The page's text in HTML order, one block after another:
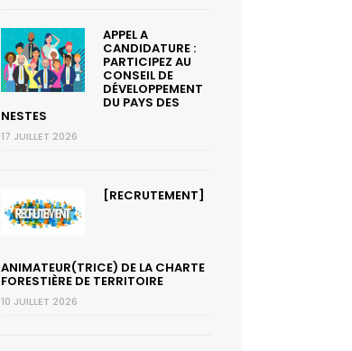
APPEL A
CANDIDATURE :
PARTICIPEZ AU
CONSEIL DE
DÉVELOPPEMENT
DU PAYS DES
NESTES
17 JUILLET 2026
[RECRUTEMENT]
ANIMATEUR(TRICE) DE LA CHARTE
FORESTIÈRE DE TERRITOIRE
10 JUILLET 2026